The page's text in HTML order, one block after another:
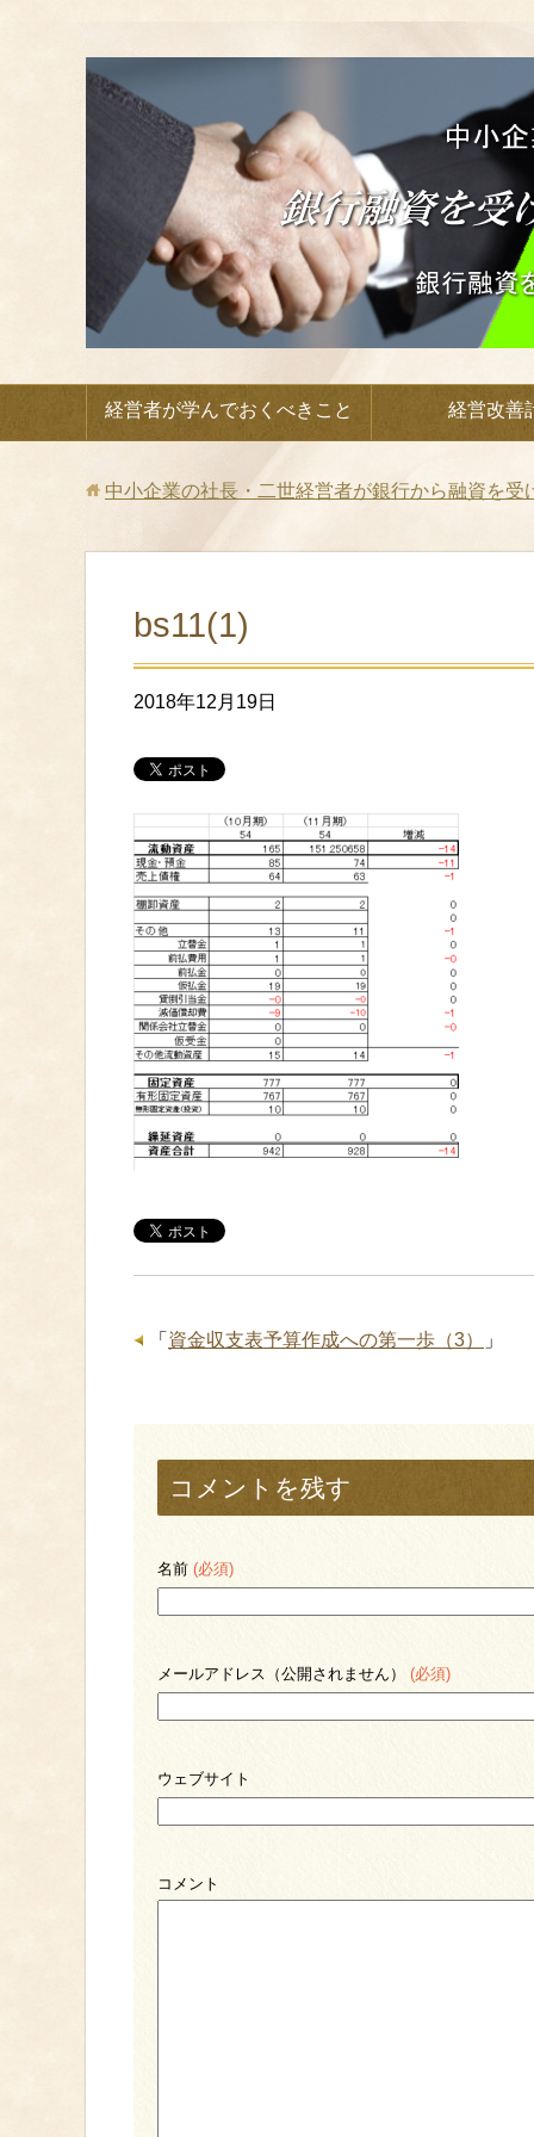
経営者が学んでおくべきこと 経営改善
中小企業の社長・二世経営者が銀行から融資を受
bs11(1)
2018年12月19日
「 資金収支表予算作成への第一歩（3） 」
コメントを残す
名前 (必須)
メールアドレス（公開されません） (必須)
ウェブサイト
コメント